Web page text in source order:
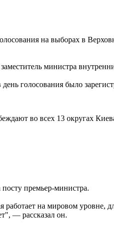
на выборах в
министра
голосования было
во всех 13 округах
премьер-министра.
на мировом уровне,
— рассказал он.